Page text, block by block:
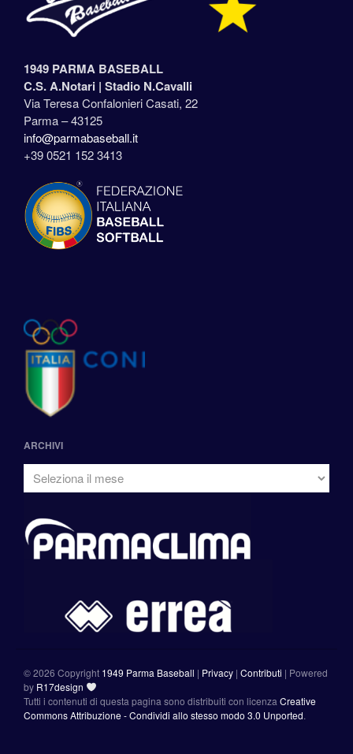
1949 PARMA BASEBALL
C.S. A.Notari | Stadio N.Cavalli
Via Teresa Confalonieri Casati, 22
Parma – 43125
info@parmabaseball.it
+39 0521 152 3413
ARCHIVI
©2026 Copyright 1949 Parma Baseball | Privacy | Contributi | Powered
by R17design
Tutti i contenuti di questa pagina sono distribuiti con licenza Creative
Commons Attribuzione - Condividi allo stesso modo 3.0 Unported.